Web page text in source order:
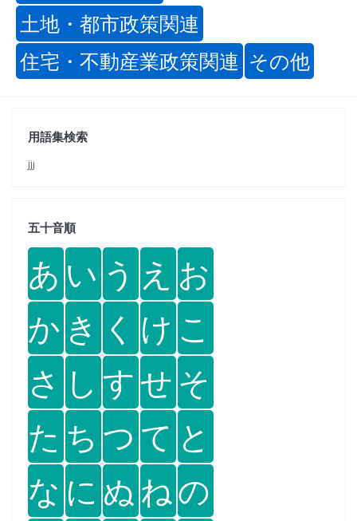
土地・都市政策関連
住宅・不動産業政策関連 その他
用語集検索
jjj
五十音順
あ い う え お
か き く け こ
さ し すせ そ
た ち つ て と
な に ぬ ねの